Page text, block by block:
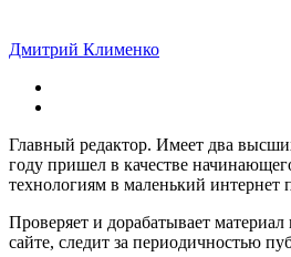
Дмитрий Клименко
Главный редактор. Имеет два
году пришел в качестве
технологиям в маленький интернет
Проверяет и дорабатывает
сайте, следит за периодичностью